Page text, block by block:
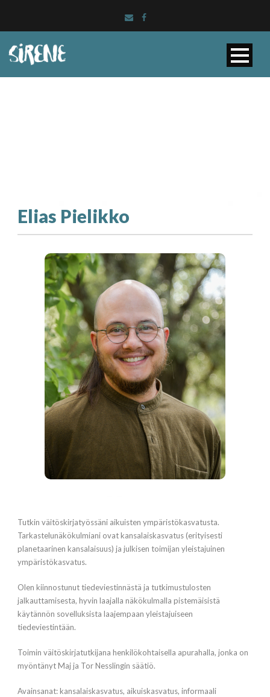
Elias Pielikko
Tutkin väitöskirjatyössäni aikuisten ympäristökasvatusta.
Tarkastelunäkökulmiani ovat kansalaiskasvatus (erityisesti
planetaarinen kansalaisuus) ja julkisen toimijan yleistajuinen
ympäristökasvatus.
Olen kiinnostunut tiedeviestinnästä ja tutkimustulosten
jalkauttamisesta, hyvin laajalla näkökulmalla pistemäisistä
käytännön sovelluksista laajempaan yleistajuiseen
tiedeviestintään.
Toimin väitöskirjatutkijana henkilökohtaisella apurahalla, jonka on
myöntänyt Maj ja Tor Nesslingin säätiö.
Avainsanat: kansalaiskasvatus, aikuiskasvatus, informaali